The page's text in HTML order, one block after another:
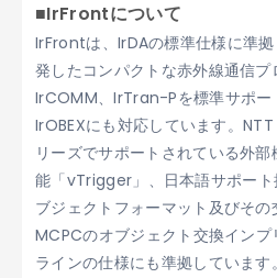
■IrFrontについて
IrFrontは、IrDAの標準仕様に準
発したコンパクトな赤外線通信プ
IrCOMM、IrTran-Pを標準サポー
IrOBEXにも対応しています。
リーズでサポートされている外
能「vTrigger」、日本語サポー
ブジェクトフォーマット及びその
MCPCのオブジェクト交換イン
ラインの仕様にも準拠しています。